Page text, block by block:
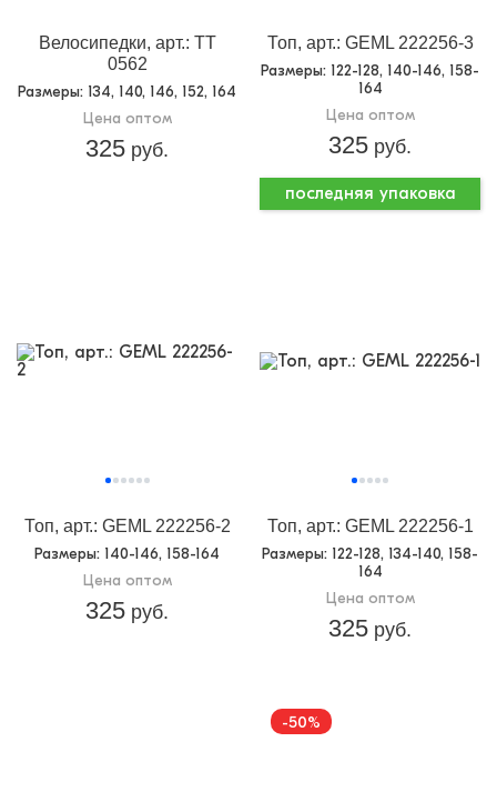
Велосипедки, арт.: TT
0562
Размеры: 134, 140, 146, 152, 164
Цена оптом
325 руб.
Топ, арт.: GEML 222256-3
Размеры: 122-128, 140-146, 158-
164
Цена оптом
325 руб.
Топ, арт.: GEML 222256-2
Размеры: 140-146, 158-164
Цена оптом
325 руб.
последняя упаковка
Топ, арт.: GEML 222256-1
Размеры: 122-128, 134-140, 158-
164
Цена оптом
325 руб.
-50%